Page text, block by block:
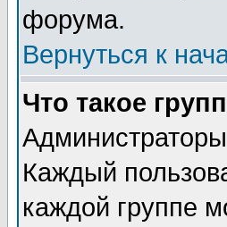
форума.
Вернуться к
Что такое
Каждый
каждой группе